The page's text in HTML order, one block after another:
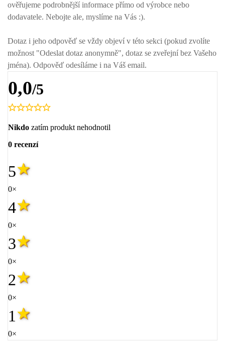
ověřujeme podrobnější informace přímo od výrobce nebo
dodavatele. Nebojte ale, myslíme na Vás :).
Dotaz i jeho odpověď se vždy objeví v této sekci (pokud zvolíte
možnost "Odeslat dotaz anonymně", dotaz se zveřejní bez Vašeho
jména). Odpověď odesíláme i na Váš email.
0,0/5
Nikdo zatím produkt nehodnotil
0 recenzí
5
0×
4
0×
3
0×
2
0×
1
0×